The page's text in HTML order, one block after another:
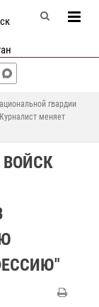
гвардии
меняет
ВОЙСК